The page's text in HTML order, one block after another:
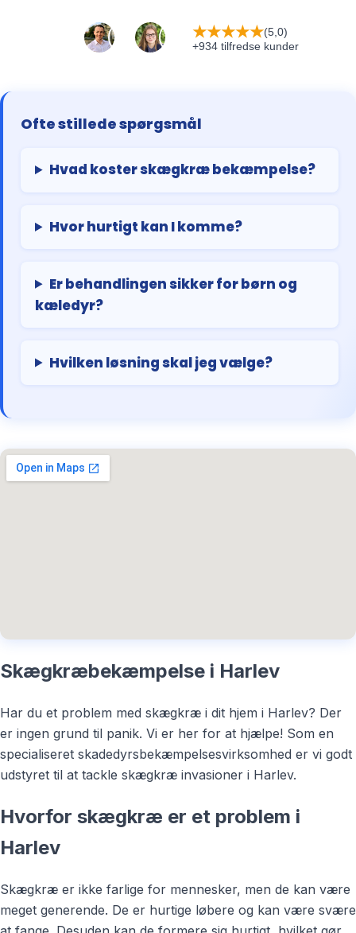
★★★★★(5,0)
+934 tilfredse kunder
Ofte stillede spørgsmål
Hvad koster skægkræ bekæmpelse?
Hvor hurtigt kan I komme?
Er behandlingen sikker for børn og
kæledyr?
Hvilken løsning skal jeg vælge?
Skægkræbekæmpelse i Harlev
Har du et problem med skægkræ i dit hjem i Harlev? Der
er ingen grund til panik. Vi er her for at hjælpe! Som en
specialiseret skadedyrsbekæmpelsesvirksomhed er vi godt
udstyret til at tackle skægkræ invasioner i Harlev.
Hvorfor skægkræ er et problem i
Harlev
Skægkræ er ikke farlige for mennesker, men de kan være
meget generende. De er hurtige løbere og kan være svære